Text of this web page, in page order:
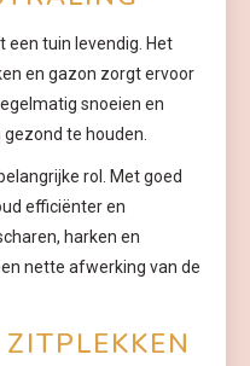
tuin levendig. Het
en gazon zorgt ervoor
snoeien en
te houden.
rol. Met goed
efficiënter en
harken en
nette afwerking van de